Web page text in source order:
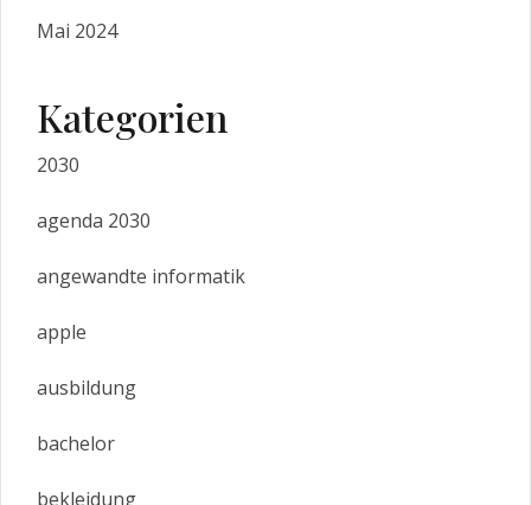
Mai 2024
Kategorien
2030
agenda 2030
angewandte informatik
apple
ausbildung
bachelor
bekleidung